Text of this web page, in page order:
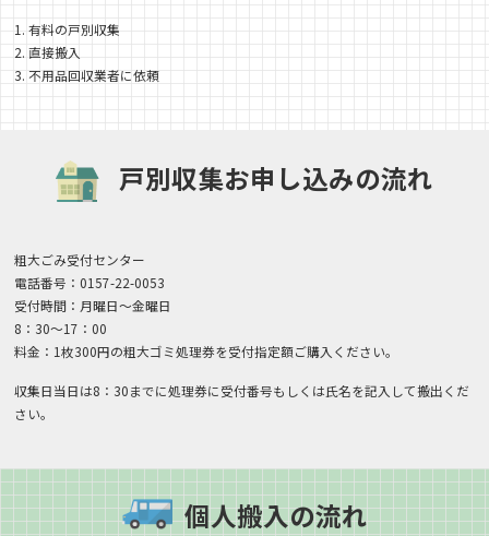
1. 有料の戸別収集
2. 直接搬入
3. 不用品回収業者に依頼
戸別収集お申し込みの流れ
粗大ごみ受付センター
電話番号：0157-22-0053
受付時間：月曜日〜金曜日
8：30〜17：00
料金：1枚300円の粗大ゴミ処理券を受付指定額ご購入ください。
収集日当日は8：30までに処理券に受付番号もしくは氏名を記入して搬出くだ
さい。
個人搬入の流れ